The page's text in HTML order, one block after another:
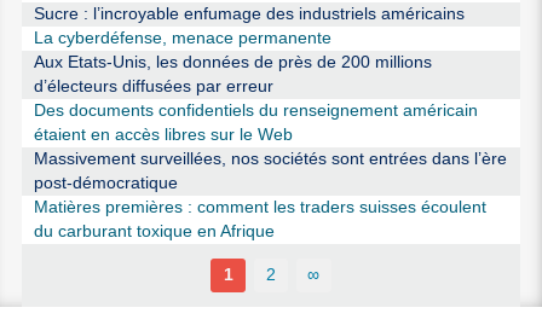
Sucre : l’incroyable enfumage des industriels américains
La cyberdéfense, menace permanente
Aux Etats-Unis, les données de près de 200 millions
d’électeurs diffusées par erreur
Des documents confidentiels du renseignement américain
étaient en accès libres sur le Web
Massivement surveillées, nos sociétés sont entrées dans l’ère
post-démocratique
Matières premières : comment les traders suisses écoulent
du carburant toxique en Afrique
1 2 ∞